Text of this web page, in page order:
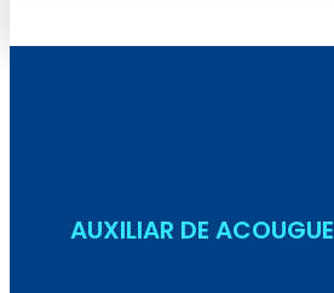
AUXILIAR DE ACOUGUE